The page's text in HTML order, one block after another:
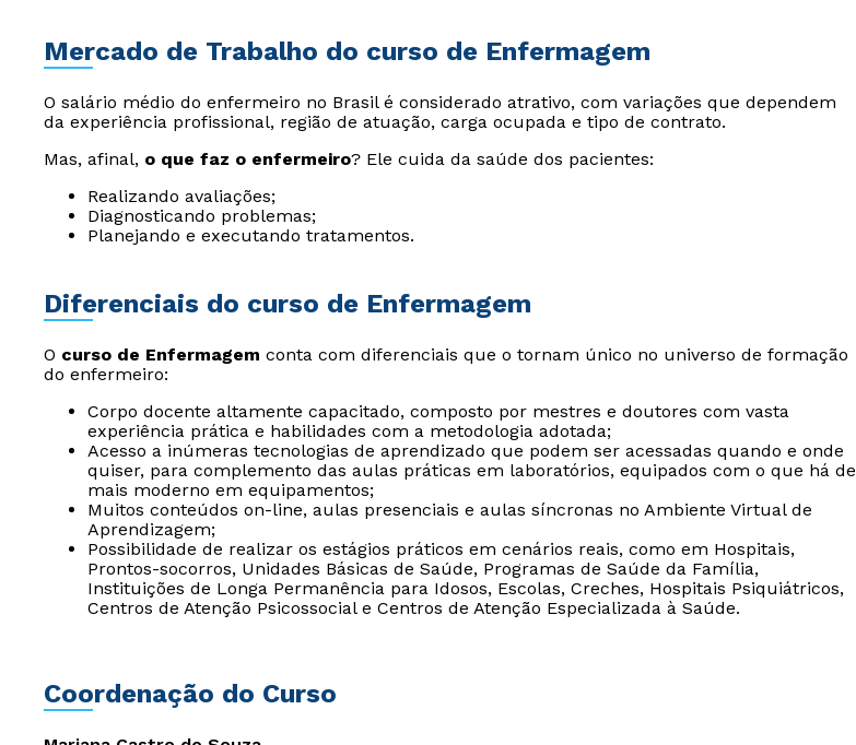
Mercado de Trabalho do curso de Enfermagem
O salário médio do enfermeiro no Brasil é considerado atrativo, com variações que dependem
da experiência profissional, região de atuação, carga ocupada e tipo de contrato.
Mas, afinal, o que faz o enfermeiro? Ele cuida da saúde dos pacientes:
Realizando avaliações;
Diagnosticando problemas;
Planejando e executando tratamentos.
Diferenciais do curso de Enfermagem
O curso de Enfermagem conta com diferenciais que o tornam único no universo de formação
do enfermeiro:
Corpo docente altamente capacitado, composto por mestres e doutores com vasta
experiência prática e habilidades com a metodologia adotada;
Acesso a inúmeras tecnologias de aprendizado que podem ser acessadas quando e onde
quiser, para complemento das aulas práticas em laboratórios, equipados com o que há de
mais moderno em equipamentos;
Muitos conteúdos on-line, aulas presenciais e aulas síncronas no Ambiente Virtual de
Aprendizagem;
Possibilidade de realizar os estágios práticos em cenários reais, como em Hospitais,
Prontos-socorros, Unidades Básicas de Saúde, Programas de Saúde da Família,
Instituições de Longa Permanência para Idosos, Escolas, Creches, Hospitais Psiquiátricos,
Centros de Atenção Psicossocial e Centros de Atenção Especializada à Saúde.
Coordenação do Curso